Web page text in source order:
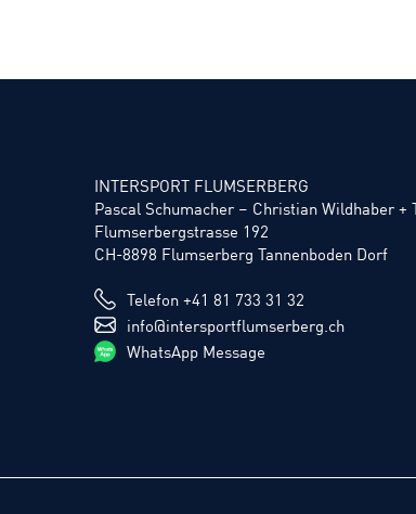
INTERSPORT FLUMSERBERG
Pascal Schumacher – Christian Wildhaber +
Flumserbergstrasse 192
CH-8898 Flumserberg Tannenboden Dorf
Telefon +41 81 733 31 32
info@intersportflumserberg.ch
WhatsApp Message